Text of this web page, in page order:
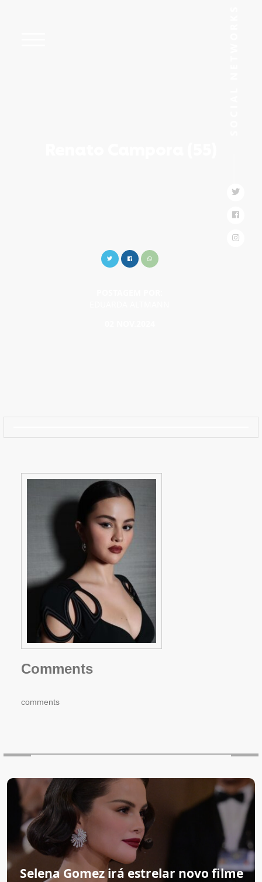
Comments
comments
Selena Gomez irá estrelar novo filme